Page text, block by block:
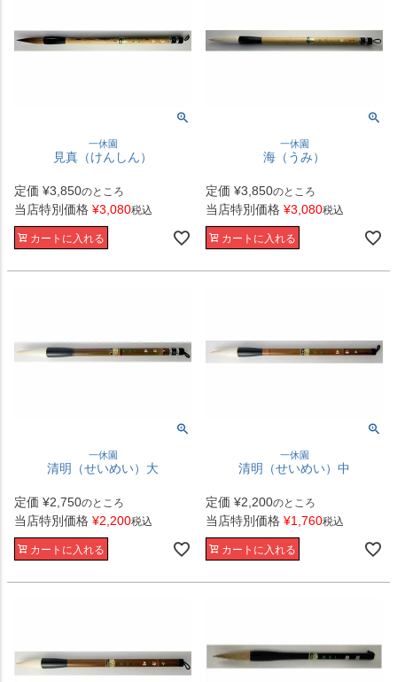
一休園
見真（けんしん）
定価 ¥3,850のところ
当店特別価格 ¥3,080税込
カートに入れる
一休園
海（うみ）
定価 ¥3,850のところ
当店特別価格 ¥3,080税込
カートに入れる
一休園
清明（せいめい）大
定価 ¥2,750のところ
当店特別価格 ¥2,200税込
カートに入れる
一休園
清明（せいめい）中
定価 ¥2,200のところ
当店特別価格 ¥1,760税込
カートに入れる